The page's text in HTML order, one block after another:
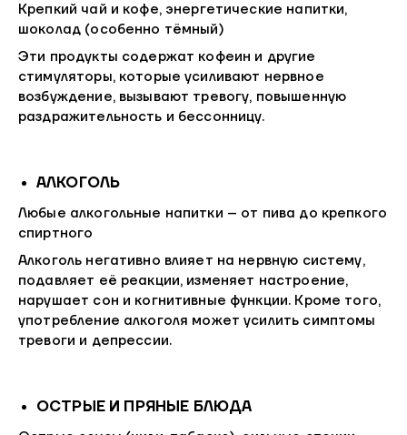
Крепкий чай и кофе, энергетические напитки,
шоколад (особенно тёмный)
Эти продукты содержат кофеин и другие
стимуляторы, которые усиливают нервное
возбуждение, вызывают тревогу, повышенную
раздражительность и бессонницу.
АЛКОГОЛЬ
Любые алкогольные напитки – от пива до крепкого
спиртного
Алкоголь негативно влияет на нервную систему,
подавляет её реакции, изменяет настроение,
нарушает сон и когнитивные функции. Кроме того,
употребление алкоголя может усилить симптомы
тревоги и депрессии.
ОСТРЫЕ И ПРЯНЫЕ БЛЮДА